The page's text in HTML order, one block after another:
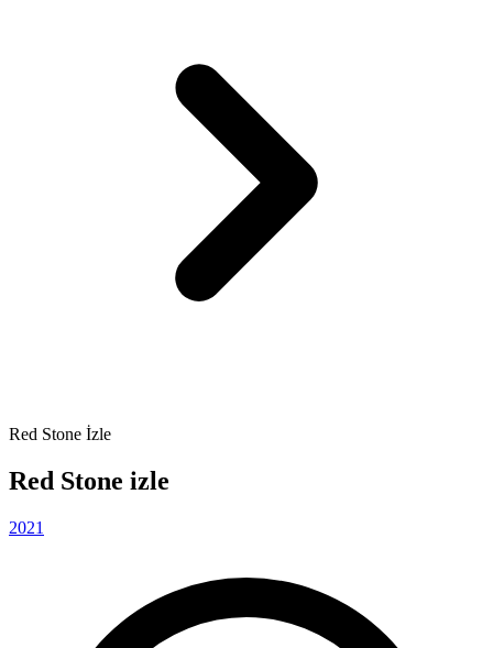
Red Stone İzle
Red Stone izle
2021